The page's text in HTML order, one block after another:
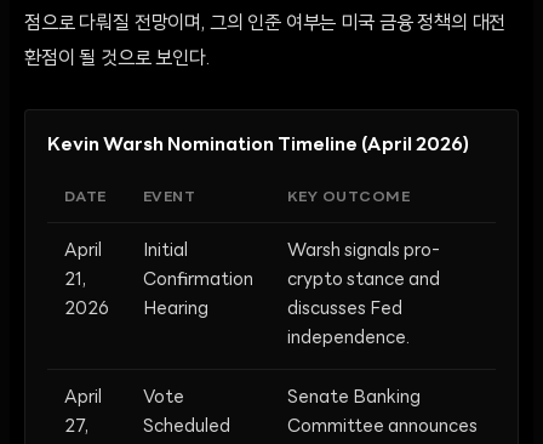
점으로 다뤄질 전망이며, 그의 인준 여부는 미국 금융 정책의 대전
환점이 될 것으로 보인다.
Kevin Warsh Nomination Timeline (April 2026)
DATE EVENT KEY OUTCOME
April
21,
2026
Initial
Confirmation
Hearing
Warsh signals pro-
crypto stance and
discusses Fed
independence.
April
27,
Vote
Scheduled
Senate Banking
Committee announces